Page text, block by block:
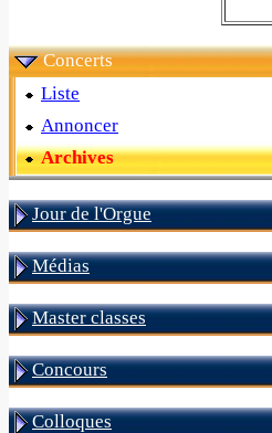
Concerts
Liste
Annoncer
Archives
Jour de l'Orgue
Médias
Master classes
Concours
Colloques